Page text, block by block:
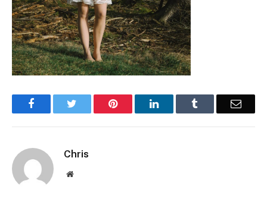
Facebook Pinterest LinkedIn Email
Chris
Website